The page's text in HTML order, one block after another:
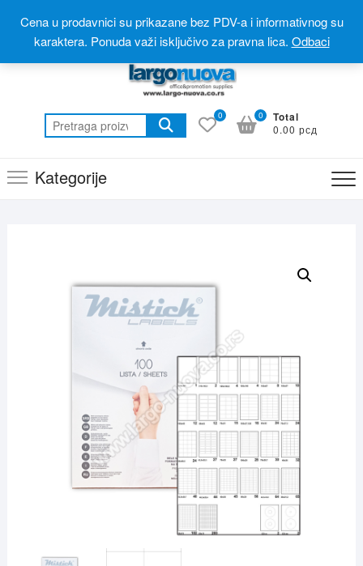
Cena u prodavnici su prikazane bez PDV-a i informativnog su
karaktera. Ponuda važi isključivo za pravna lica. Odbaci
content
Postanite partner
Online prodavnica(webshop)
Online katalog(promotivni materijal)
060 310 6 310
Pretraga
za:
0 Total
0.00 рсд
0
Kategorije